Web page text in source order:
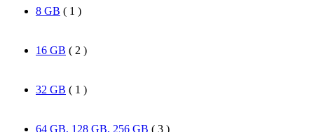
8 GB ( 1 )
16 GB ( 2 )
32 GB ( 1 )
64 GB, 128 GB, 256 GB ( 3 )